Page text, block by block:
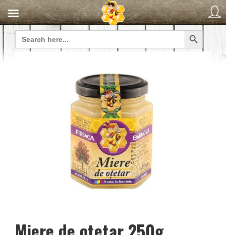
Search
for:
Search Button